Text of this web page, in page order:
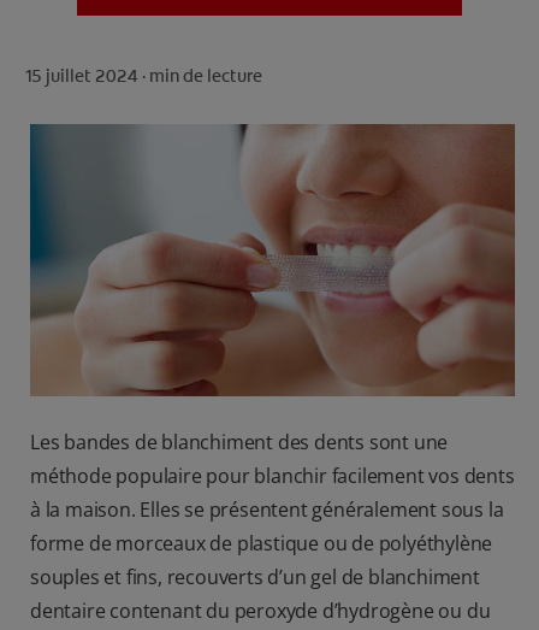
ROUTINE BLANCHEUR SUR MESURE
POUR LES PROFESSIONNELS
S’INSCRIRE
15 juillet 2024 · min de lecture
Les bandes de blanchiment des dents sont une
méthode populaire pour blanchir facilement vos dents
à la maison. Elles se présentent généralement sous la
forme de morceaux de plastique ou de polyéthylène
souples et fins, recouverts d’un gel de blanchiment
dentaire contenant du peroxyde d’hydrogène ou du